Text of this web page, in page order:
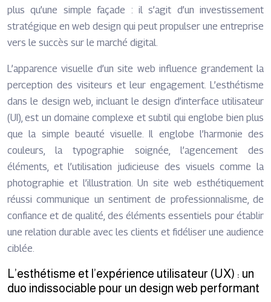
plus qu’une simple façade : il s’agit d’un investissement
stratégique en web design qui peut propulser une entreprise
vers le succès sur le marché digital.
L’apparence visuelle d’un site web influence grandement la
perception des visiteurs et leur engagement. L’esthétisme
dans le design web, incluant le design d’interface utilisateur
(UI), est un domaine complexe et subtil qui englobe bien plus
que la simple beauté visuelle. Il englobe l’harmonie des
couleurs, la typographie soignée, l’agencement des
éléments, et l’utilisation judicieuse des visuels comme la
photographie et l’illustration. Un site web esthétiquement
réussi communique un sentiment de professionnalisme, de
confiance et de qualité, des éléments essentiels pour établir
une relation durable avec les clients et fidéliser une audience
ciblée.
L’esthétisme et l’expérience utilisateur (UX) : un
duo indissociable pour un design web performant